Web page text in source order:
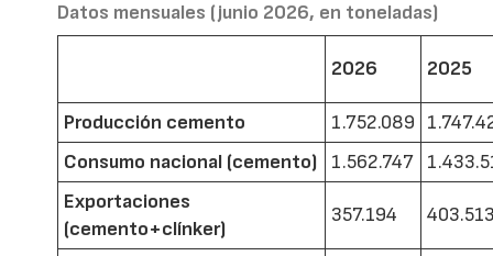
Datos mensuales (junio 2026, en toneladas)
2026 2025
Producción cemento 1.752.089
Consumo nacional (cemento)
1.562.747
Exportaciones
(cemento+clínker)
357.194